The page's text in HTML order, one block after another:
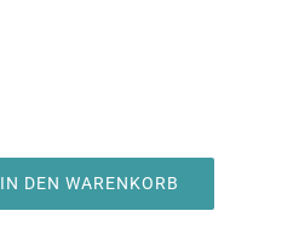
IN DEN WARENKORB